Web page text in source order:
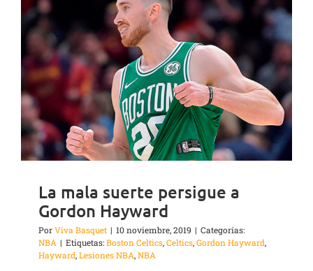
La mala suerte persigue a
Gordon Hayward
PorViva Basquet | 10 noviembre, 2019 | Categorías:
NBA | Etiquetas:Boston Celtics,Celtics,Gordon Hayward,
Hayward,Lesiones NBA,NBA